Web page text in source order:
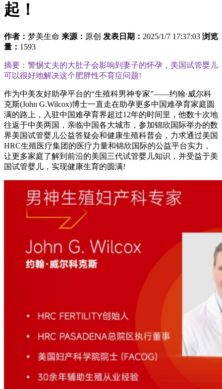
起！
作者： 梦美生命 来源： 原创 发表日期： 2025/1/7 17:37:03 浏览
量： 1593
摘要：警惕丈夫的大肚子会影响到妻子的怀孕，美国试管婴儿
可以很好地解决这个肥胖性不育症问题!
作为中美友好助孕平台的“生殖科男神专家”——约翰·威尔科
克斯(John G.Wilcox)博士一直走在助孕更多中国难孕育家庭圆
满的路上，入驻中国难孕育界超过12年的时间里，他数十次地
往返于中美两国，亲临中国各大城市，参加锦欣国际举办的数
界美国试管婴儿公益答疑会和健康生殖科普会，力求通过美国
HRC生殖医疗集团的医疗力量和锦欣国际的公益平台实力，
让更多家庭了解到前沿的美国三代试管婴儿知识，并受益于美
国试管婴儿，实现健康生育的圆满!